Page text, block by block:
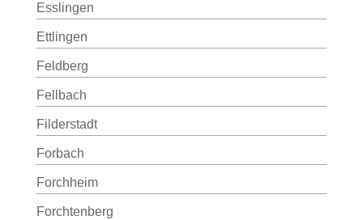
Esslingen
Ettlingen
Feldberg
Fellbach
Filderstadt
Forbach
Forchheim
Forchtenberg